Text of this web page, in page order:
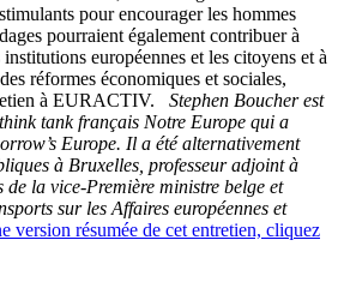
pour encourager les hommes
pourraient également contribuer à
européennes et les citoyens et à
réformes économiques et sociales,
à EURACTIV. Stephen Boucher est
tank français Notre Europe qui a
Europe. Il a été alternativement
à Bruxelles, professeur adjoint à
la vice-Première ministre belge et
sur les Affaires européennes et
version résumée de cet entretien, cliquez